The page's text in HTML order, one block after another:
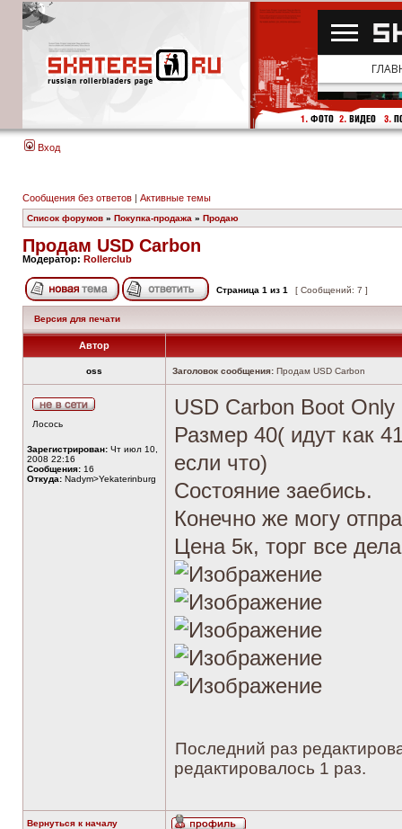
Вход
Сообщения без ответов | Активные темы
Список форумов » Покупка-продажа » Продаю
Продам USD Carbon
Модератор: Rollerclub
Страница 1 из 1 [ Сообщений: 7 ]
Версия для печати
Автор
oss Заголовок сообщения: Продам USD Carbon
Лосось
Зарегистрирован: Чт июл 10,
2008 22:16
Сообщения: 16
Откуда: Nadym>Yekaterinburg
USD Carbon Boot Only
Размер 40( идут как
если что)
Состояние заебись.
Конечно же могу
Цена 5к, торг все
Последний раз
редактировалось 1 раз.
Вернуться к началу